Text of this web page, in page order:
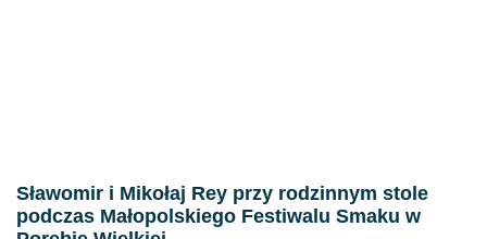
Sławomir i Mikołaj Rey przy rodzinnym stole
podczas Małopolskiego Festiwalu Smaku w